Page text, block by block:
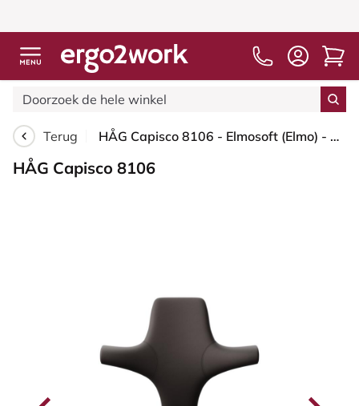
Terug HÅG Capisco 8106 - Elmosoft (Elmo) - Semi-aniline Leder - EL93068 - Dark brown - Wit - 200 mm (Zithoogte 46-64mm) - Glijdoppen
HÅG Capisco 8106